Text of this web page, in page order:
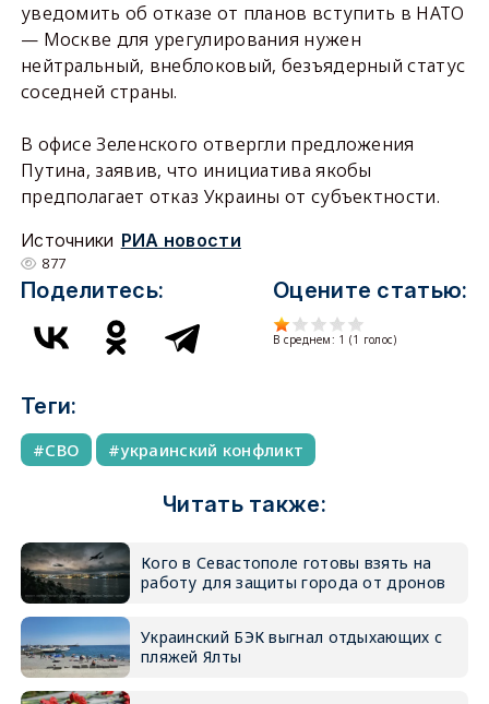
уведомить об отказе от планов вступить в НАТО
— Москве для урегулирования нужен
нейтральный, внеблоковый, безъядерный статус
соседней страны.
В офисе Зеленского отвергли предложения
Путина, заявив, что инициатива якобы
предполагает отказ Украины от субъектности.
Источники РИА новости
877
Поделитесь: Оцените статью:
В среднем: 1 (1 голос)
Теги:
СВО украинский конфликт
Читать также:
Кого в Севастополе готовы взять на
работу для защиты города от дронов
Украинский БЭК выгнал отдыхающих с
пляжей Ялты